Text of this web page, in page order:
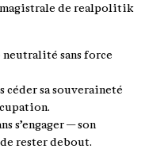
magistrale de realpolitik
neutralité sans force
céder sa souveraineté
s’engager — son
rester debout.